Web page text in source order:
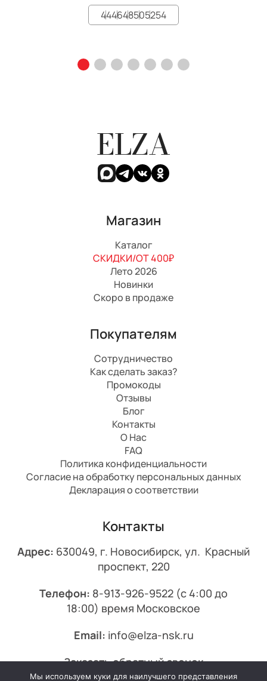
444648505254
ELZA
Магазин
Каталог
СКИДКИ/ОТ 400₽
Лето 2026
Новинки
Скоро в продаже
Покупателям
Сотрудничество
Как сделать заказ?
Промокоды
Отзывы
Блог
Контакты
О Нас
FAQ
Политика конфиденциальности
Согласие на обработку персональных данных
Декларация о соответствии
Контакты
Адрес: 630049, г. Новосибирск, ул. Красный
проспект, 220
Телефон: 8-913-926-9522 (с 4:00 до
18:00) время Московское
Email: info@elza-nsk.ru
Заказать обратный звонок
Мы используем куки для наилучшего представления